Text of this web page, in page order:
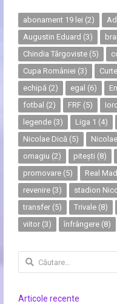
abonament 19 lei (2)
Augustin Eduard (3)
Chindia Târgoviste(5)
Cupa României (3)
echipă(2) egal (6)
fotbal (2) FRF(5)
legende(3) Liga 1 (4)
Nicolae Dică(5)
omagiu (2) pitești (8)
promovare(5) Real
revenire(3) stadion
transfer(5) Trivale(8)
viitor(3) înfrângere(8)
Caută
după:
Articole recente